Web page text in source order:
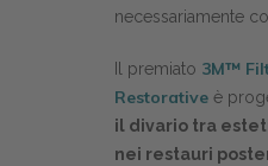
necessariamente
Il premiato 3M™
Restorative è
il divario tra
nei restauri